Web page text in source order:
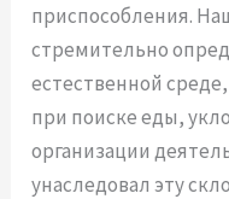
приспособления.
стремительно
естественной
при поиске еды,
организации
унаследовал эту